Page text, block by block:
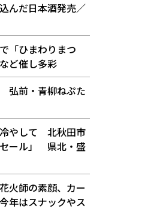
んだ日本酒発売／
「ひまわりまつ
ど催し多彩
弘前・青柳ねぷた
やして 北秋田市
ール」 県北・盛
火師の素顔、カー
年はスナックやス